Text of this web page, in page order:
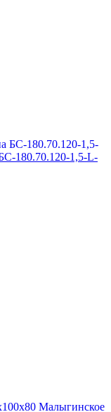
180.70.120-1,5-L-